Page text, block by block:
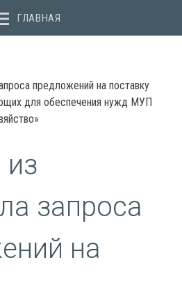
ГЛАВНАЯ
предложений на поставку
для обеспечения нужд МУП
запроса
на